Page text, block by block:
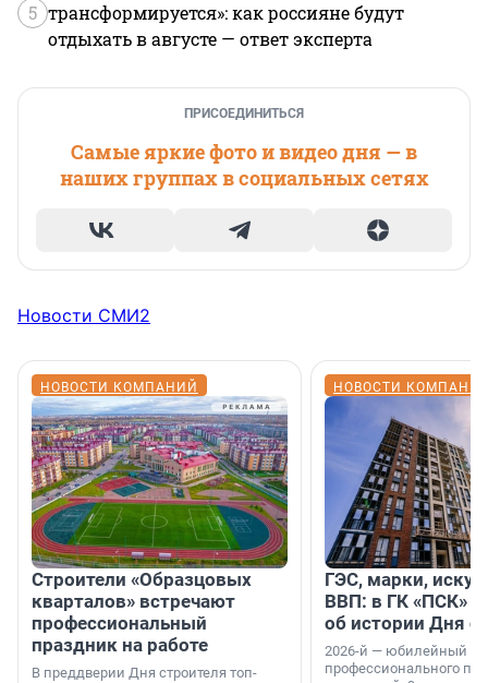
5 трансформируется»: как россияне будут
отдыхать в августе — ответ эксперта
ПРИСОЕДИНИТЬСЯ
Самые яркие фото и видео дня — в
наших группах в социальных сетях
Новости СМИ2
НОВОСТИ КОМПАНИЙ
Строители «Образцовых
кварталов» встречают
профессиональный
праздник на работе
В преддверии Дня строителя топ-
НОВОСТИ
ГЭС, марки,
ВВП: в ГК «ПСК»
об истории Дня
2026-й — юбилейный
профессионального